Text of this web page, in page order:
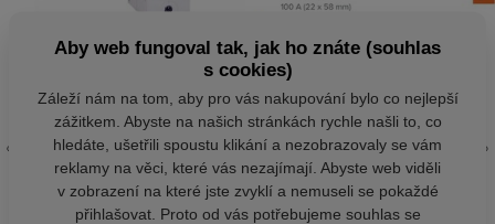
Aby web fungoval tak, jak ho znáte (souhlas
s cookies)
Záleží nám na tom, aby pro vás nakupování bylo co nejlepší
zážitkem. Abyste na našich stránkách rychle našli to, co
hledáte, ušetřili spoustu klikání a nezobrazovaly se vám
reklamy na věci, které vás nezajímají. Abyste web viděli
v zobrazení na které jste zvyklí a nemuseli se pokaždé
přihlašovat. Proto od vás potřebujeme souhlas se